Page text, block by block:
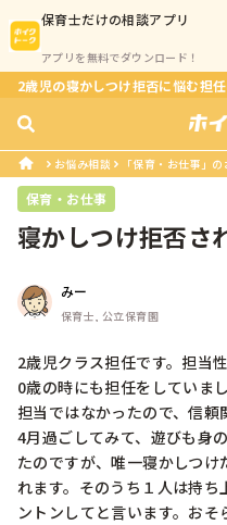
保育士だけの相談アプリ
アプリを無料でダウンロード！
2歳児の寝かしつけ拒否に悩む担
お悩み相談 「保育・お仕事」
保育・お仕事
寝かしつけ拒否さ
みー
保育士, 公立保育園
2歳児クラス担任です。担当
0歳の時にも担任をしていま
担当ではなかったので、信頼
4月過ごしてみて、遊びも身
たのですが、唯一寝かしつ
れます。そのうち１人は持
ントンしてと言います。お